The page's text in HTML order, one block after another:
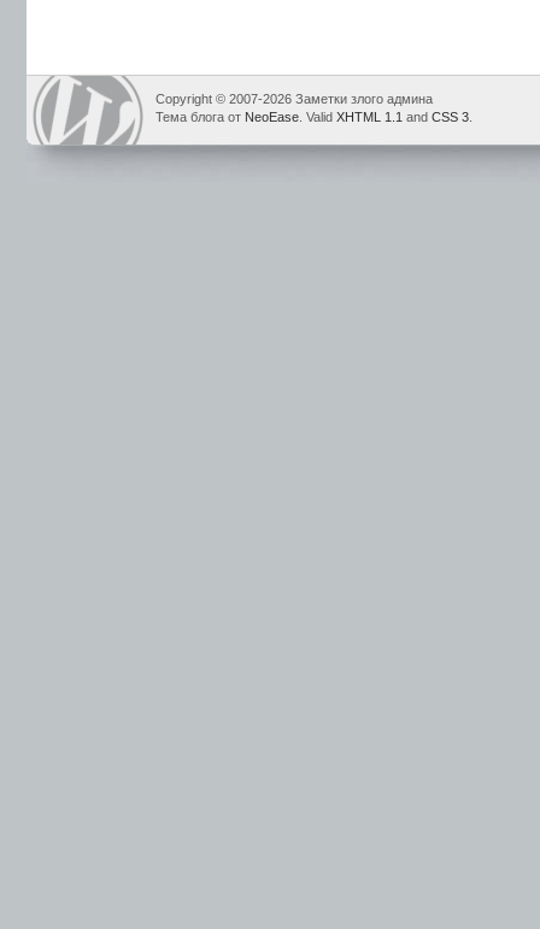
Copyright © 2007-2026 Заметки злого админа
Тема блога от NeoEase . Valid XHTML 1.1 and CSS 3